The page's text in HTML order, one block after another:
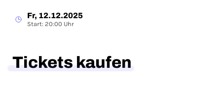
Fr, 12.12.2025
Start: 20:00 Uhr
Tickets kaufen